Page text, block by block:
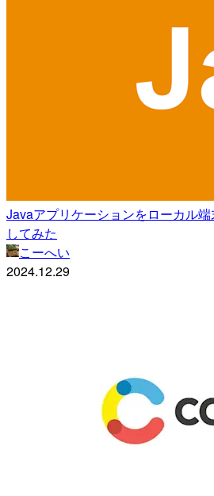
Javaアプリケーションをローカル
してみた
こーへい
2024.12.29